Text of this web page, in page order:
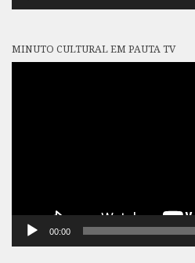
MINUTO CULTURAL EM PAUTA TV
00:00